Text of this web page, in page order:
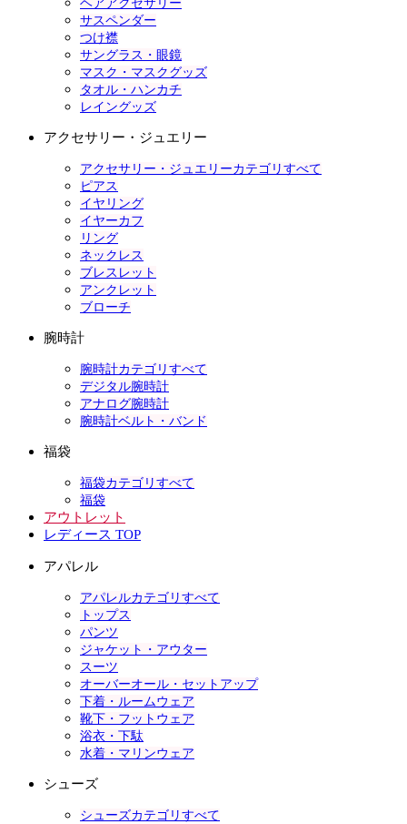
ヘアアクセサリー
サスペンダー
つけ襟
サングラス・眼鏡
マスク・マスクグッズ
タオル・ハンカチ
レイングッズ
アクセサリー・ジュエリー
アクセサリー・ジュエリーカテゴリすべて
ピアス
イヤリング
イヤーカフ
リング
ネックレス
ブレスレット
アンクレット
ブローチ
腕時計
腕時計カテゴリすべて
デジタル腕時計
アナログ腕時計
腕時計ベルト・バンド
福袋
福袋カテゴリすべて
福袋
アウトレット
レディース TOP
アパレル
アパレルカテゴリすべて
トップス
パンツ
ジャケット・アウター
スーツ
オーバーオール・セットアップ
下着・ルームウェア
靴下・フットウェア
浴衣・下駄
水着・マリンウェア
シューズ
シューズカテゴリすべて